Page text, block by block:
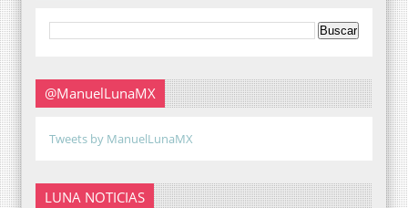
@ManuelLunaMX
Tweets by ManuelLunaMX
LUNA NOTICIAS